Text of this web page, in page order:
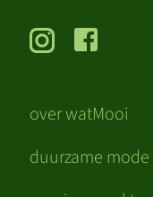
over watMooi
duurzame mode